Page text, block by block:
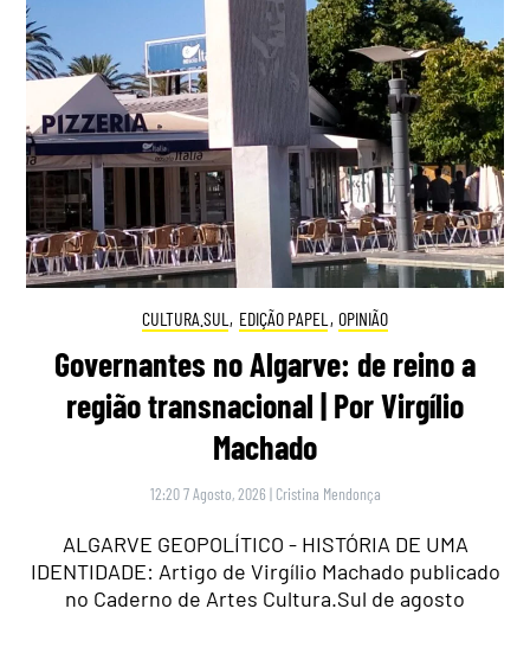
CULTURA.SUL , EDIÇÃO PAPEL , OPINIÃO
Governantes no Algarve: de reino a
região transnacional | Por Virgílio
Machado
12:20 7 Agosto, 2026 | Cristina Mendonça
ALGARVE GEOPOLÍTICO - HISTÓRIA DE UMA
IDENTIDADE: Artigo de Virgílio Machado publicado
no Caderno de Artes Cultura.Sul de agosto